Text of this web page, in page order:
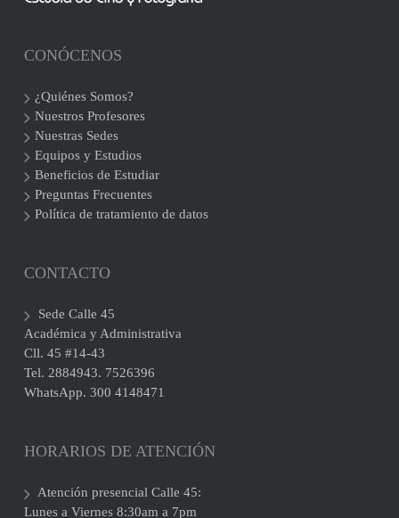
CONÓCENOS
¿Quiénes Somos?
Nuestros Profesores
Nuestras Sedes
Equipos y Estudios
Beneficios de Estudiar
Preguntas Frecuentes
Política de tratamiento de datos
CONTACTO
Sede Calle 45
Académica y Administrativa
Cll. 45 #14-43
Tel. 2884943. 7526396
WhatsApp. 300 4148471
HORARIOS DE ATENCIÓN
Atención presencial Calle 45:
Lunes a Viernes 8:30am a 7pm